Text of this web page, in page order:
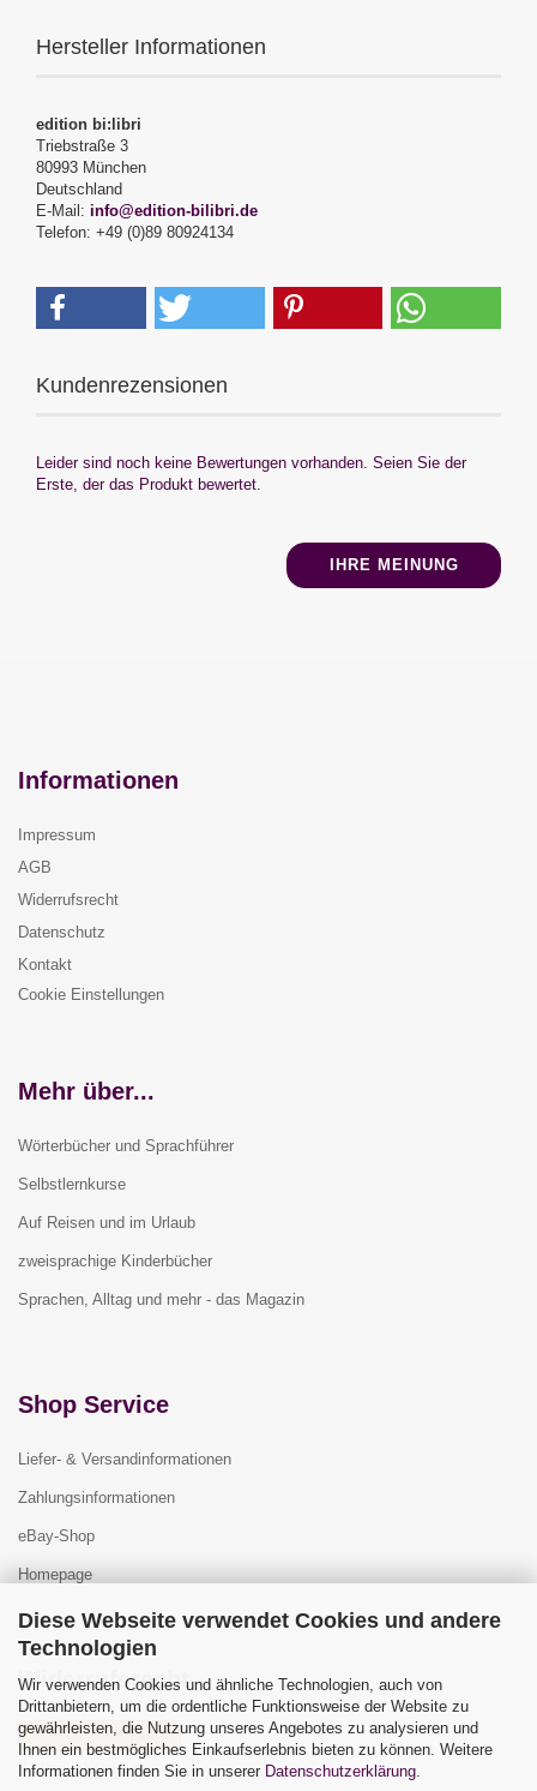
Diese Webseite verwendet Cookies und andere
Technologien
Wir verwenden Cookies und ähnliche Technologien, auch von
Drittanbietern, um die ordentliche Funktionsweise der Website zu
gewährleisten, die Nutzung unseres Angebotes zu analysieren und
Ihnen ein bestmögliches Einkaufserlebnis bieten zu können. Weitere
Informationen finden Sie in unserer Datenschutzerklärung
Hersteller Informationen
edition bi:libri
Triebstraße 3
80993 München
Deutschland
E-Mail: info@edition-bilibri.de
Telefon: +49 (0)89 80924134
Kundenrezensionen
Leider sind noch keine Bewertungen vorhanden. Seien Sie der
Erste, der das Produkt bewertet.
IHRE MEINUNG
Informationen
Impressum
AGB
Widerrufsrecht
Datenschutz
Kontakt
Cookie Einstellungen
Mehr über...
Wörterbücher und Sprachführer
Selbstlernkurse
Auf Reisen und im Urlaub
zweisprachige Kinderbücher
Sprachen, Alltag und mehr - das Magazin
Shop Service
Liefer- & Versandinformationen
Zahlungsinformationen
eBay-Shop
Homepage
Widerrufsrecht
Vertrag widerrufen
Widerrufsbelehrung